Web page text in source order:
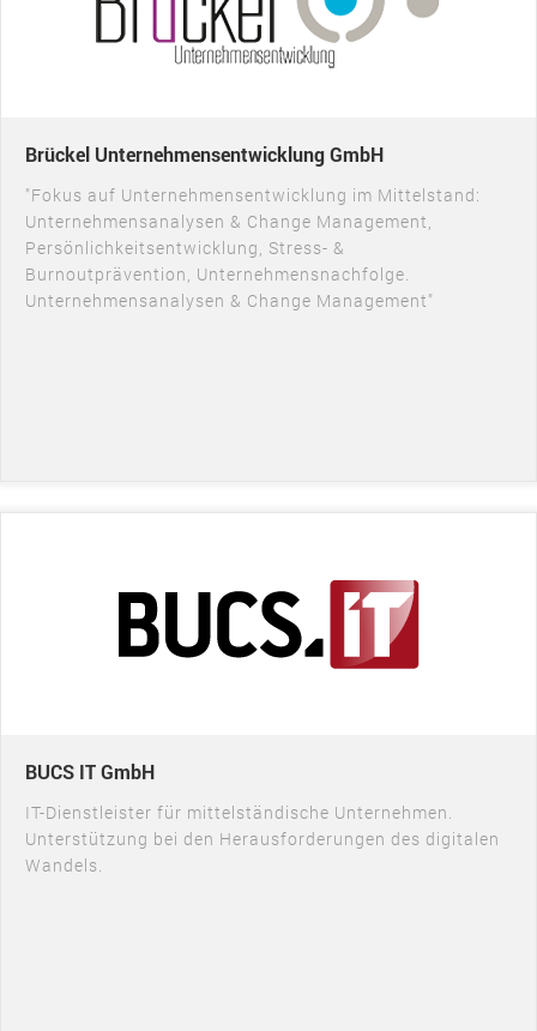
Brückel Unternehmensentwicklung GmbH
"Fokus auf Unternehmensentwicklung im Mittelstand:
Unternehmensanalysen & Change Management,
Persönlichkeitsentwicklung, Stress- &
Burnoutprävention, Unternehmensnachfolge.
Unternehmensanalysen & Change Management"
BUCS IT GmbH
IT-Dienstleister für mittelständische Unternehmen.
Unterstützung bei den Herausforderungen des digitalen
Wandels.